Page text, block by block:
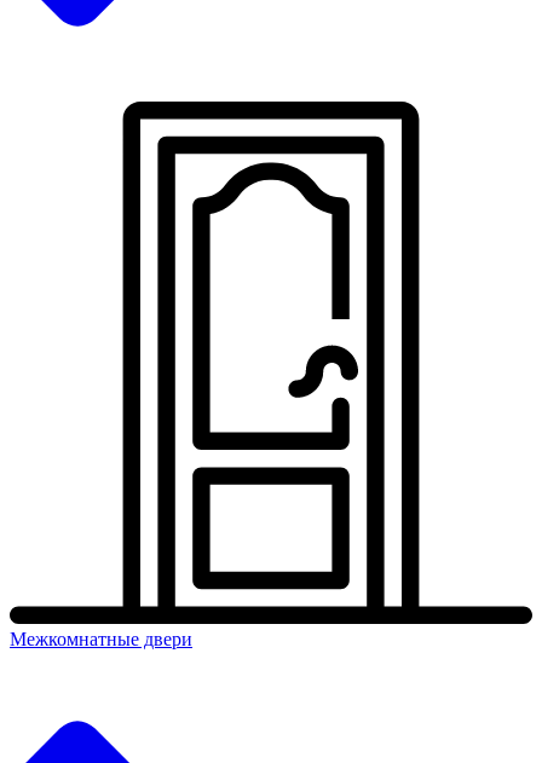
Межкомнатные двери